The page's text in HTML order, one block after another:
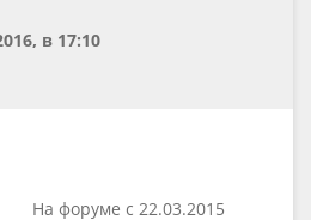
в 17:10
На форуме с 22.03.2015